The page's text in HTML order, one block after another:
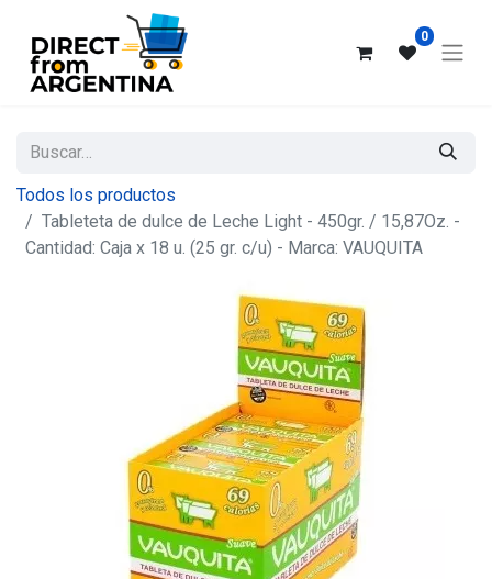
0
Todos los productos
Tableteta de dulce de Leche Light - 450gr. / 15,87Oz. -
Cantidad: Caja x 18 u. (25 gr. c/u) - Marca: VAUQUITA